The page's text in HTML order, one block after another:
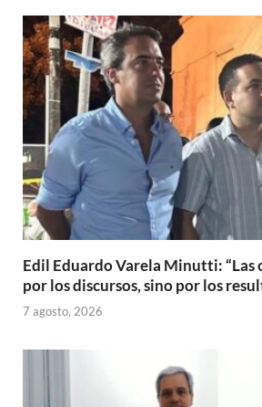
Edil Eduardo Varela Minutti: “Las
por los discursos, sino por los
7 agosto, 2026